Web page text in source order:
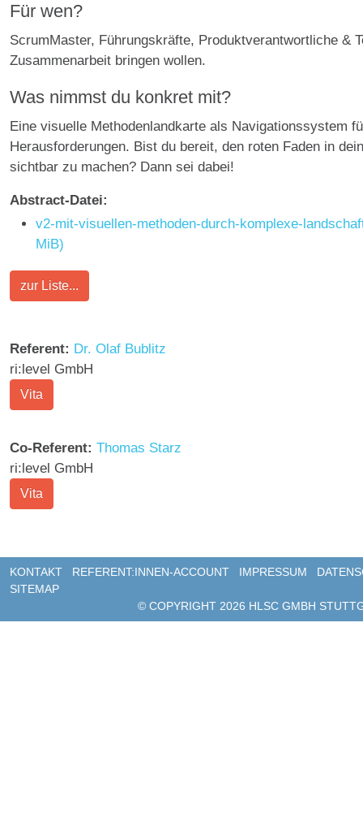
Für wen?
ScrumMaster, Führungskräfte, Produktverantwortliche &
Zusammenarbeit bringen wollen.
Was nimmst du konkret mit?
Eine visuelle Methodenlandkarte als Navigationssystem
Herausforderungen. Bist du bereit, den roten Faden in
sichtbar zu machen? Dann sei dabei!
Abstract-Datei:
v2-mit-visuellen-methoden-durch-komplexe-
MiB)
zur Liste...
Referent: Dr. Olaf Bublitz
ri:level GmbH
Vita
Co-Referent: Thomas Starz
ri:level GmbH
Vita
NAVIGATION
KONTAKT REFERENT:INNEN-ACCOUNT IMPRESSUM
SITEMAP
© COPYRIGHT 2026 HLSC GMBH